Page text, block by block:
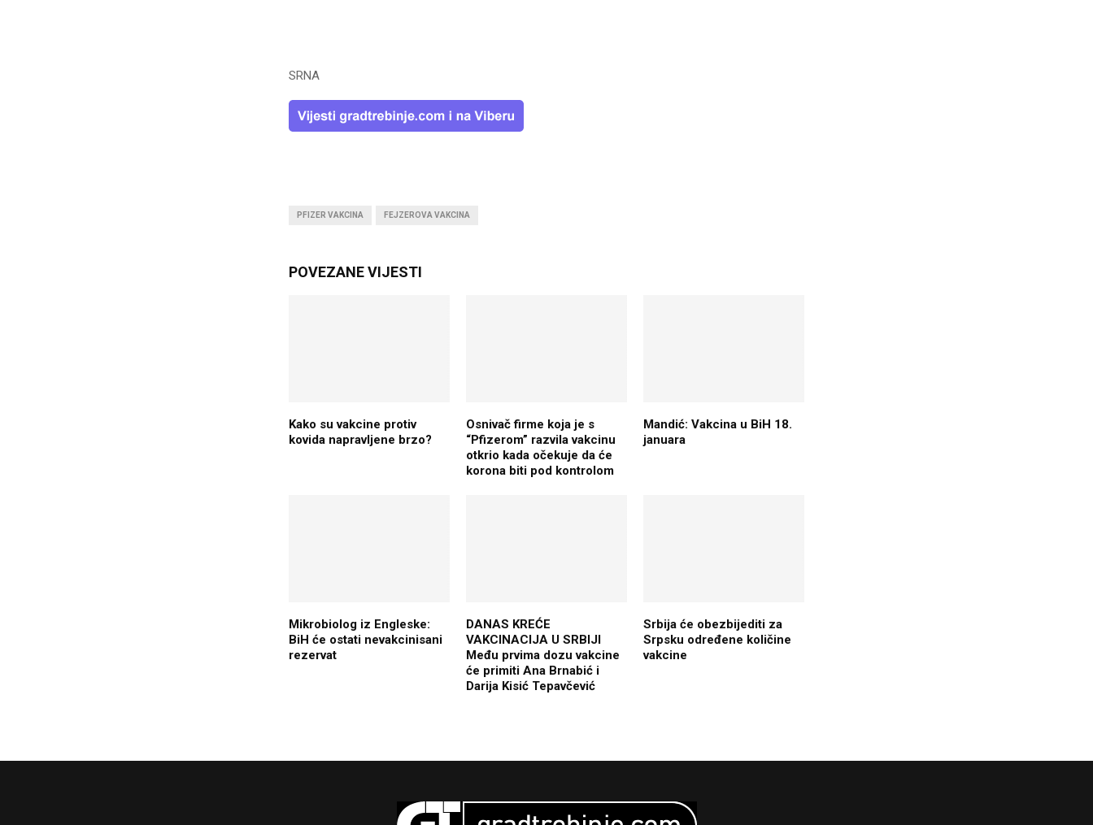
SRNA
PFIZER VAKCINA FEJZEROVA VAKCINA
POVEZANE VIJESTI
Kako su vakcine protiv
kovida napravljene brzo?
Osnivač firme koja je s
“Pfizerom” razvila vakcinu
otkrio kada očekuje da će
korona biti pod kontrolom
Mandić: Vakcina u BiH 18.
januara
Mikrobiolog iz Engleske:
BiH će ostati nevakcinisani
rezervat
DANAS KREĆE
VAKCINACIJA U SRBIJI
Među prvima dozu vakcine
će primiti Ana Brnabić i
Darija Kisić Tepavčević
Srbija će obezbijediti za
Srpsku određene količine
vakcine